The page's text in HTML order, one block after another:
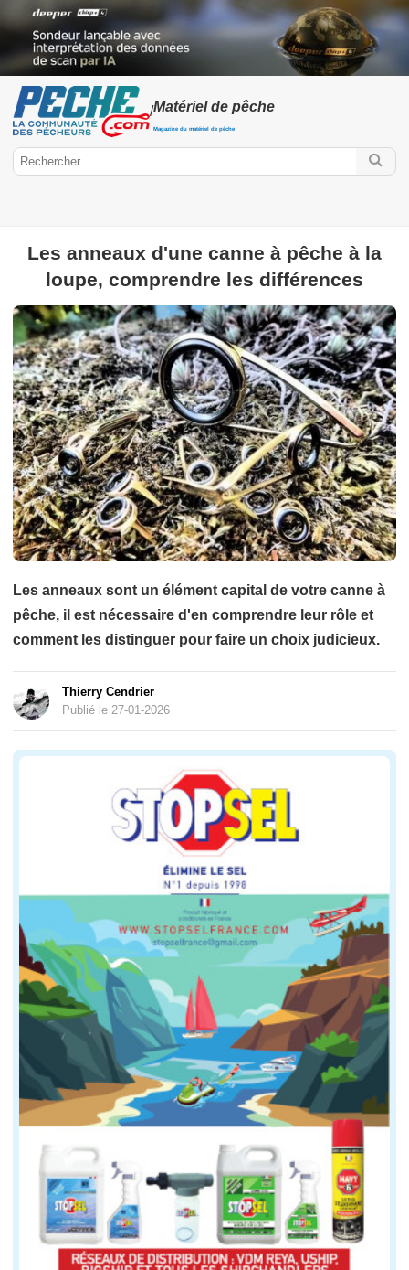
/Matériel de pêche
Magazine du matériel de pêche
Peche.com
Matériel / Equipement Cannes à pêche
Les anneaux d'une canne à pêche à la
loupe, comprendre les différences
Les anneaux sont un élément capital de votre canne à
pêche, il est nécessaire d'en comprendre leur rôle et
comment les distinguer pour faire un choix judicieux.
Thierry Cendrier
Publié le 27-01-2026